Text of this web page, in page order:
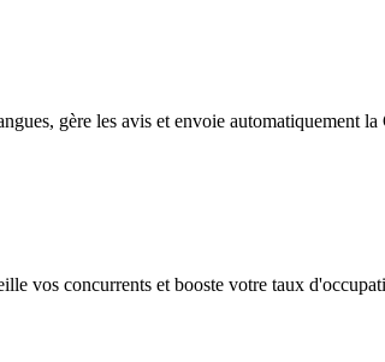
gère les avis et envoie automatiquement la
vos concurrents et booste votre taux